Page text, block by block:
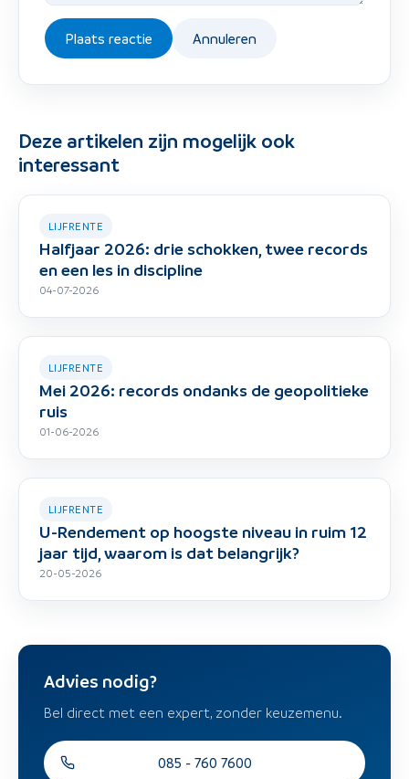
Plaats reactie Annuleren
Deze artikelen zijn mogelijk ook
interessant
LIJFRENTE
Halfjaar 2026: drie schokken, twee records
en een les in discipline
04-07-2026
LIJFRENTE
Mei 2026: records ondanks de geopolitieke
ruis
01-06-2026
LIJFRENTE
U-Rendement op hoogste niveau in ruim 12
jaar tijd, waarom is dat belangrijk?
20-05-2026
Advies nodig?
Bel direct met een expert, zonder keuzemenu.
085 - 760 7600